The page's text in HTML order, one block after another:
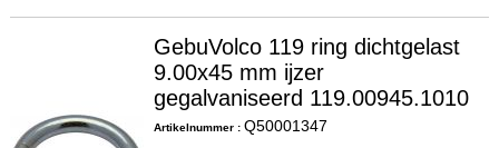
GebuVolco 119 ring dichtgelast
9.00x45 mm ijzer
gegalvaniseerd 119.00945.1010
Artikelnummer : Q50001347